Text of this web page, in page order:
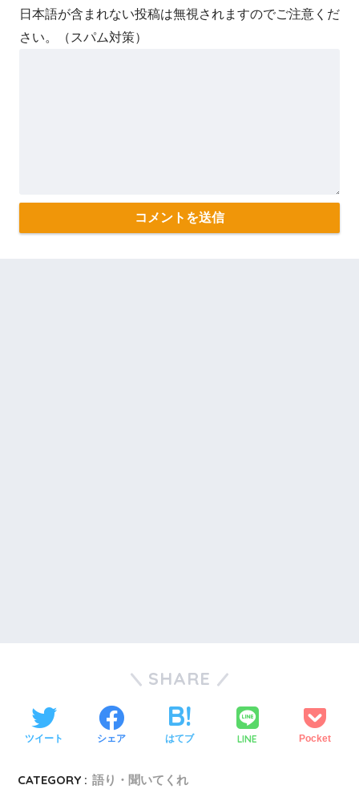
日本語が含まれない投稿は無視されますのでご注意くだ
さい。（スパム対策）
SHARE
ツイート シェア はてブ LINE Pocket
CATEGORY : 語り・聞いてくれ